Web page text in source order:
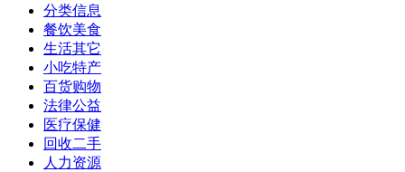
分类信息
餐饮美食
生活其它
小吃特产
百货购物
法律公益
医疗保健
回收二手
人力资源